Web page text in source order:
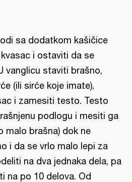
sa dodatkom kašičice
i ostaviti da se
vanglicu staviti brašno,
(ili sirće koje imate),
i zamesiti testo. Testo
podlogu i mesiti ga
malo brašna) dok ne
i da se vrlo malo lepi za
na dva jednaka dela, pa
na po 10 delova. Od